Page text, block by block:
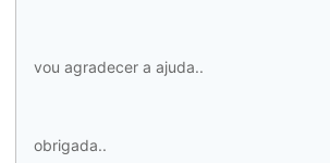
vou agradecer a ajuda..
obrigada..